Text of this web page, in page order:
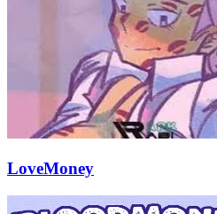
LoveMoney